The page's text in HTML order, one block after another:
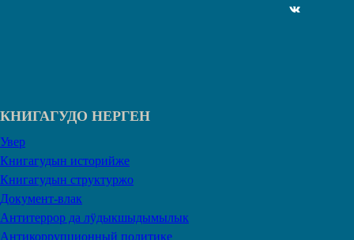
ВКонтакте
КНИГАГУДО НЕРГЕН
Увер
Книгагудын историйже
Книгагудын структуржо
Документ-влак
Антитеррор да лӱдыкшыдымылык
Антикоррупционный политике